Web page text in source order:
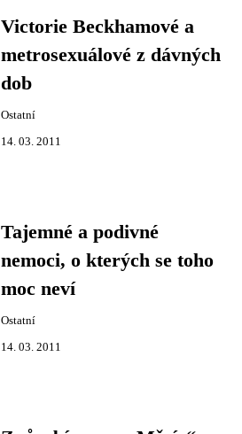
Victorie Beckhamové a
metrosexuálové z dávných
dob
Ostatní
14. 03. 2011
Tajemné a podivné
nemoci, o kterých se toho
moc neví
Ostatní
14. 03. 2011